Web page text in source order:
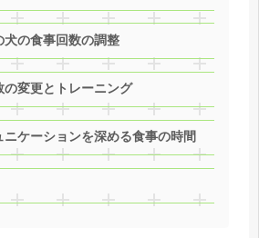
犬の食事回数の調整
の変更とトレーニング
ニケーションを深める食事の時間